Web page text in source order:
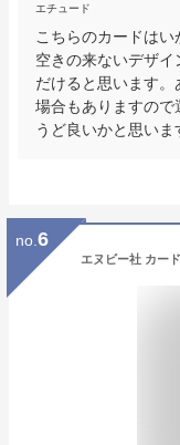
エチュード
こちらのカードは
空きの来ないデザ
だけると思います
場合もありますので
うど良いかと思いま
no. 6